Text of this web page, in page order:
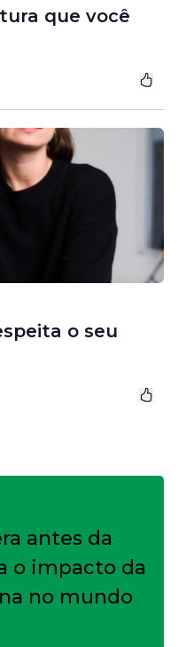
que você
o seu
antes da
o impacto da
no mundo